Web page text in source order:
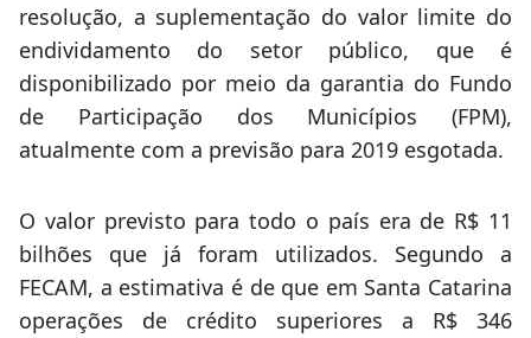
resolução, a suplementação do valor limite do
endividamento do setor público, que é
disponibilizado por meio da garantia do Fundo
de Participação dos Municípios (FPM),
atualmente com a previsão para 2019 esgotada.
O valor previsto para todo o país era de R$ 11
bilhões que já foram utilizados. Segundo a
FECAM, a estimativa é de que em Santa Catarina
operações de crédito superiores a R$ 346